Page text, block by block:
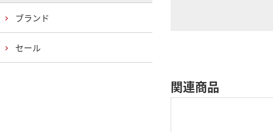
関連商品
ブランド
セール